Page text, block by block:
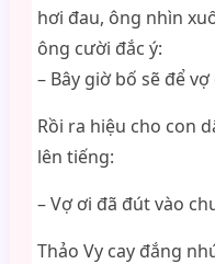
hơi đau, ông nhìn
ông cười đắc ý:
– Bây giờ bố sẽ để
Rồi ra hiệu cho con
lên tiếng:
– Vợ ơi đã đút vào
Thảo Vy cay đắng